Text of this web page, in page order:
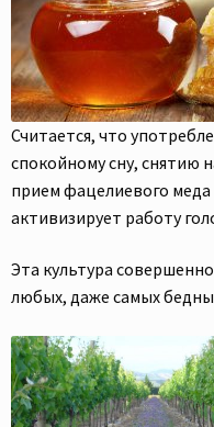
Считается, что
спокойному сну, снятию
прием фацелиевого
активизирует работу
Эта культура
любых, даже самых